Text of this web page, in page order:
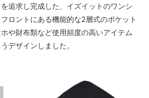
を追求し完成した、イズイットのワンシ
ロントにある機能的な2層式のポケット
や財布類など使用頻度の高いアイテム
デザインしました。